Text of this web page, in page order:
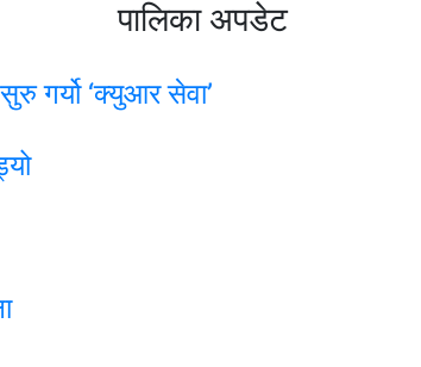
पालिका अपडेट
गर्यो ‘क्युआर सेवा’